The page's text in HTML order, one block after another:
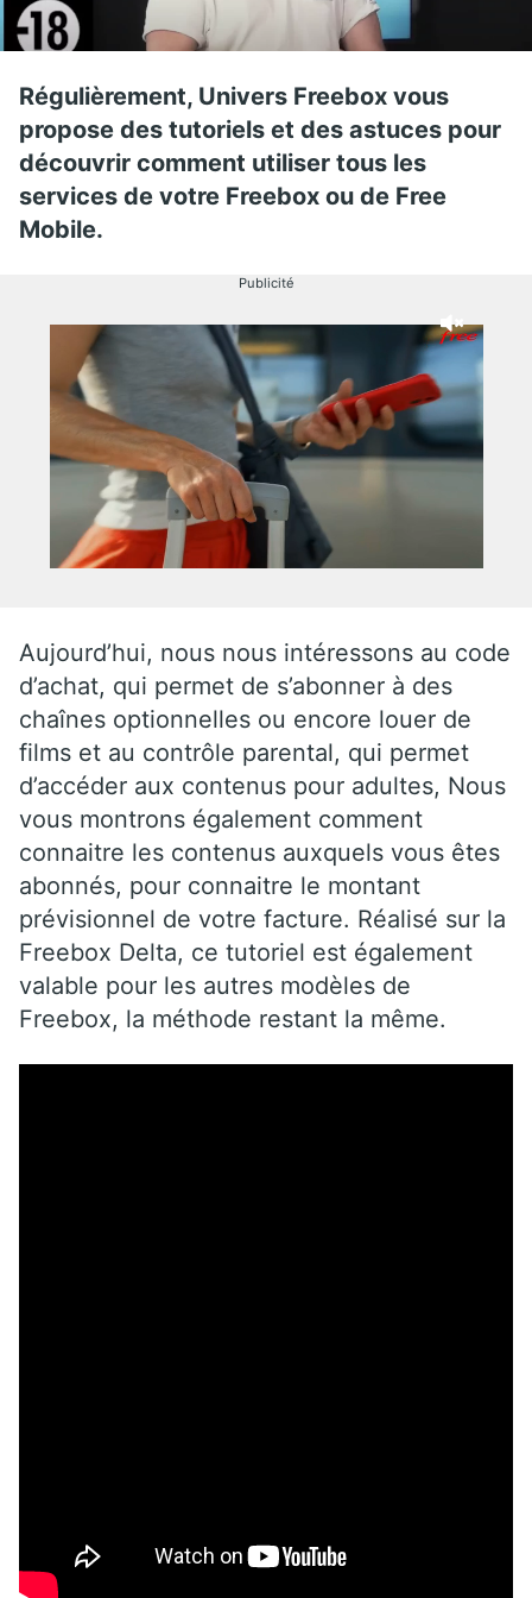
Régulièrement, Univers Freebox vous
propose des tutoriels et des astuces pour
découvrir comment utiliser tous les
services de votre Freebox ou de Free
Mobile.
Publicité
Aujourd’hui, nous nous intéressons au code
d’achat, qui permet de s’abonner à des
chaînes optionnelles ou encore louer de
films et au contrôle parental, qui permet
d’accéder aux contenus pour adultes, Nous
vous montrons également comment
connaitre les contenus auxquels vous êtes
abonnés, pour connaitre le montant
prévisionnel de votre facture. Réalisé sur la
Freebox Delta, ce tutoriel est également
valable pour les autres modèles de
Freebox, la méthode restant la même.